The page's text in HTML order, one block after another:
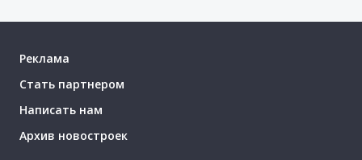
Реклама
Стать партнером
Написать нам
Архив новостроек